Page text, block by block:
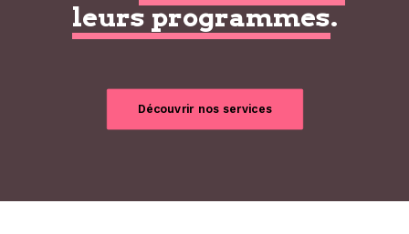
leurs programmes.
Découvrir nos services